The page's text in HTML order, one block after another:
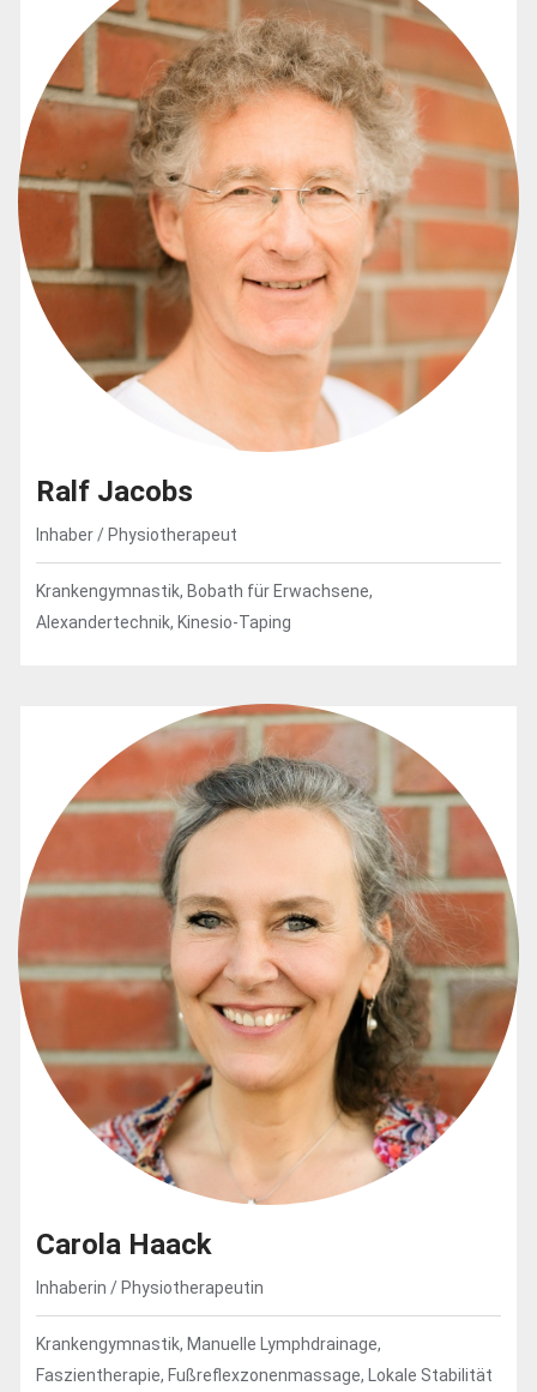
Ralf Jacobs
Inhaber / Physiotherapeut
Krankengymnastik, Bobath für Erwachsene,
Alexandertechnik, Kinesio-Taping
Carola Haack
Inhaberin / Physiotherapeutin
Krankengymnastik, Manuelle Lymphdrainage,
Faszientherapie, Fußreflexzonenmassage, Lokale Stabilität